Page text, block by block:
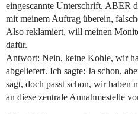
eingescannte Unterschrift. ABER
mit meinem Auftrag überein,
Also reklamiert, will meinen
dafür.
Antwort: Nein, keine Kohle, wir
abgeliefert. Ich sagte: Ja schon,
sagt, doch passt schon, wir haben
an diese zentrale Annahmestelle